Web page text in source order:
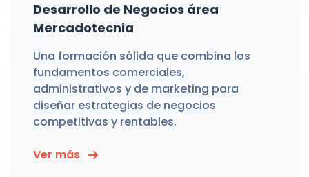
Desarrollo de Negocios área
Mercadotecnia
Una formación sólida que combina los
fundamentos comerciales,
administrativos y de marketing para
diseñar estrategias de negocios
competitivas y rentables.
Ver más